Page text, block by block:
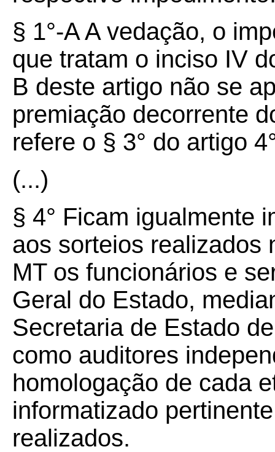
§ 1°-A A vedação, o
que tratam o inciso IV
B deste artigo não se
premiação decorrente
refere o § 3° do artigo
(...)
§ 4° Ficam igualmente
aos sorteios realizados
MT os funcionários e
Geral do Estado,
Secretaria de Estado
como auditores
homologação de cada
informatizado
realizados.